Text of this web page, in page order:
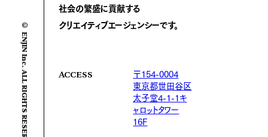
© ENJIN Inc. ALL RIGHTS RESERVED.
社会の繁盛に貢献する
クリエイティブエージェンシーです。
ACCESS
〒154-0004
東京都世田谷区
太子堂4-1-1キ
ャロットタワー
16F